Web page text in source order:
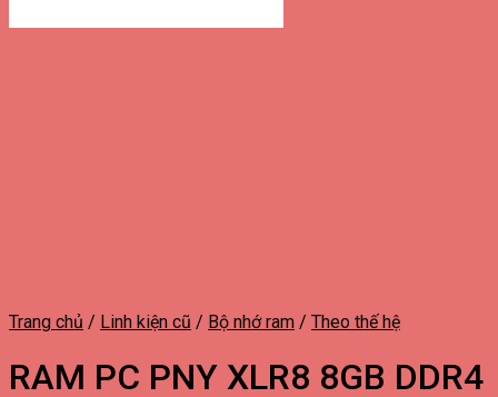
Trang chủ / Linh kiện cũ / Bộ nhớ ram / Theo thế hệ
RAM PC PNY XLR8 8GB DDR4